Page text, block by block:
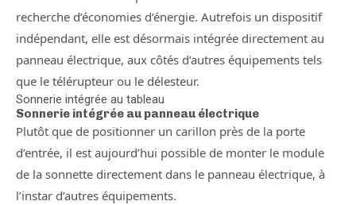
recherche d’économies d’énergie. Autrefois un dispositif
indépendant, elle est désormais intégrée directement au
panneau électrique, aux côtés d’autres équipements tels
que le télérupteur ou le délesteur.
Sonnerie intégrée au tableau
Sonnerie intégrée au panneau électrique
Plutôt que de positionner un carillon près de la porte
d’entrée, il est aujourd’hui possible de monter le module
de la sonnette directement dans le panneau électrique, à
l’instar d’autres équipements.